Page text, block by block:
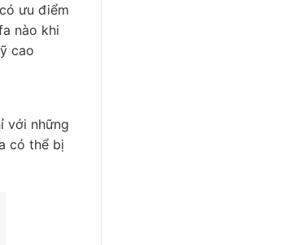
ưu điểm
nào khi
cao
với những
có thể bị